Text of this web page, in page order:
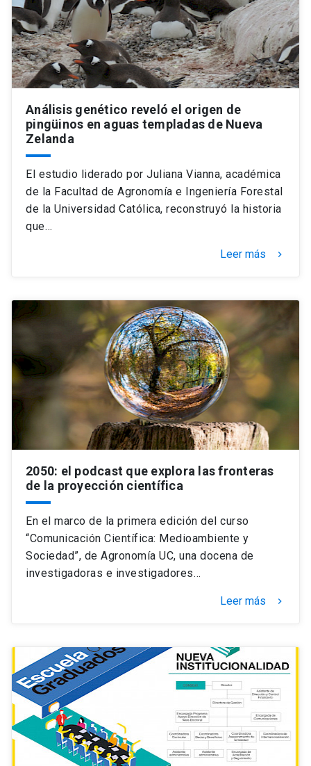
Análisis genético reveló el origen de
pingüinos en aguas templadas de Nueva
Zelanda
El estudio liderado por Juliana Vianna, académica
de la Facultad de Agronomía e Ingeniería Forestal
de la Universidad Católica, reconstruyó la historia
que…
Leer más keyboard_arrow_right
2050: el podcast que explora las fronteras
de la proyección científica
En el marco de la primera edición del curso
“Comunicación Científica: Medioambiente y
Sociedad”, de Agronomía UC, una docena de
investigadoras e investigadores…
Leer más keyboard_arrow_right